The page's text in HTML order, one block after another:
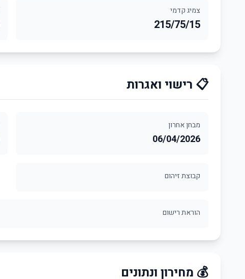
צמיג קדמי
215/75/15
📋 רישוי ואגרות
מבחן אחרון
06/04/2026
קבוצת זיהום
הוראת רישום
💰 מחירון ונתונים